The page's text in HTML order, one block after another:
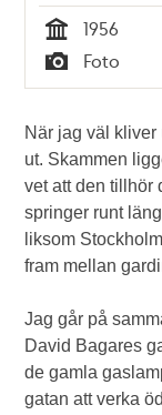
Tid
1956
Typ
Foto
När jag väl
ut. Skammen
vet att den tillhör
springer runt
liksom
fram mellan
Jag går på
David Bagares
de gamla
gatan att verka